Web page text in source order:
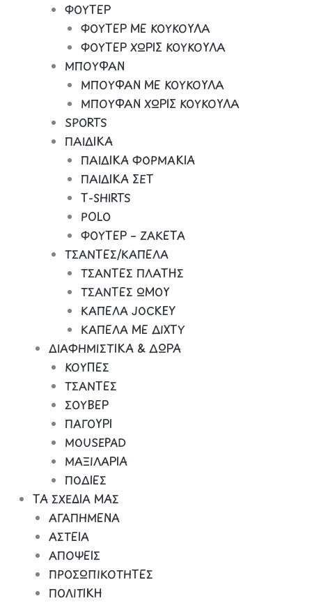
ΦΟΥΤΕΡ
ΦΟΥΤΕΡ ΜΕ ΚΟΥΚΟΥΛΑ
ΦΟΥΤΕΡ ΧΩΡΙΣ ΚΟΥΚΟΥΛΑ
ΜΠΟΥΦΑΝ
ΜΠΟΥΦΑΝ ΜΕ ΚΟΥΚΟΥΛΑ
ΜΠΟΥΦΑΝ ΧΩΡΙΣ ΚΟΥΚΟΥΛΑ
SPORTS
ΠΑΙΔΙΚΑ
ΠΑΙΔΙΚΑ ΦΟΡΜΑΚΙΑ
ΠΑΙΔΙΚΑ ΣΕΤ
Τ-SHIRTS
POLO
ΦΟΥΤΕΡ – ΖΑΚΕΤΑ
ΤΣΑΝΤΕΣ/ΚΑΠΕΛΑ
ΤΣΑΝΤΕΣ ΠΛΑΤΗΣ
ΤΣΑΝΤΕΣ ΩΜΟΥ
ΚΑΠΕΛΑ JOCKEY
ΚΑΠΕΛΑ ΜΕ ΔΙΧΤΥ
ΔΙΑΦΗΜΙΣΤΙΚΑ & ΔΩΡΑ
ΚΟΥΠΕΣ
ΤΣΑΝΤΕΣ
ΣΟΥΒΕΡ
ΠΑΓΟΥΡΙ
MOUSEPAD
ΜΑΞΙΛΑΡΙΑ
ΠΟΔΙΕΣ
ΤΑ ΣΧΕΔΙΑ ΜΑΣ
ΑΓΑΠΗΜΕΝΑ
ΑΣΤΕΙΑ
ΑΠΟΨΕΙΣ
ΠΡΟΣΩΠΙΚΟΤΗΤΕΣ
ΠΟΛΙΤΙΚΗ